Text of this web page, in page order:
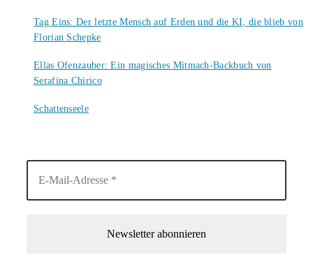
Tag Eins: Der letzte Mensch auf Erden und die KI, die blieb von
Florian Schepke
Ellas Ofenzauber: Ein magisches Mitmach-Backbuch von
Serafina Chirico
Schattenseele